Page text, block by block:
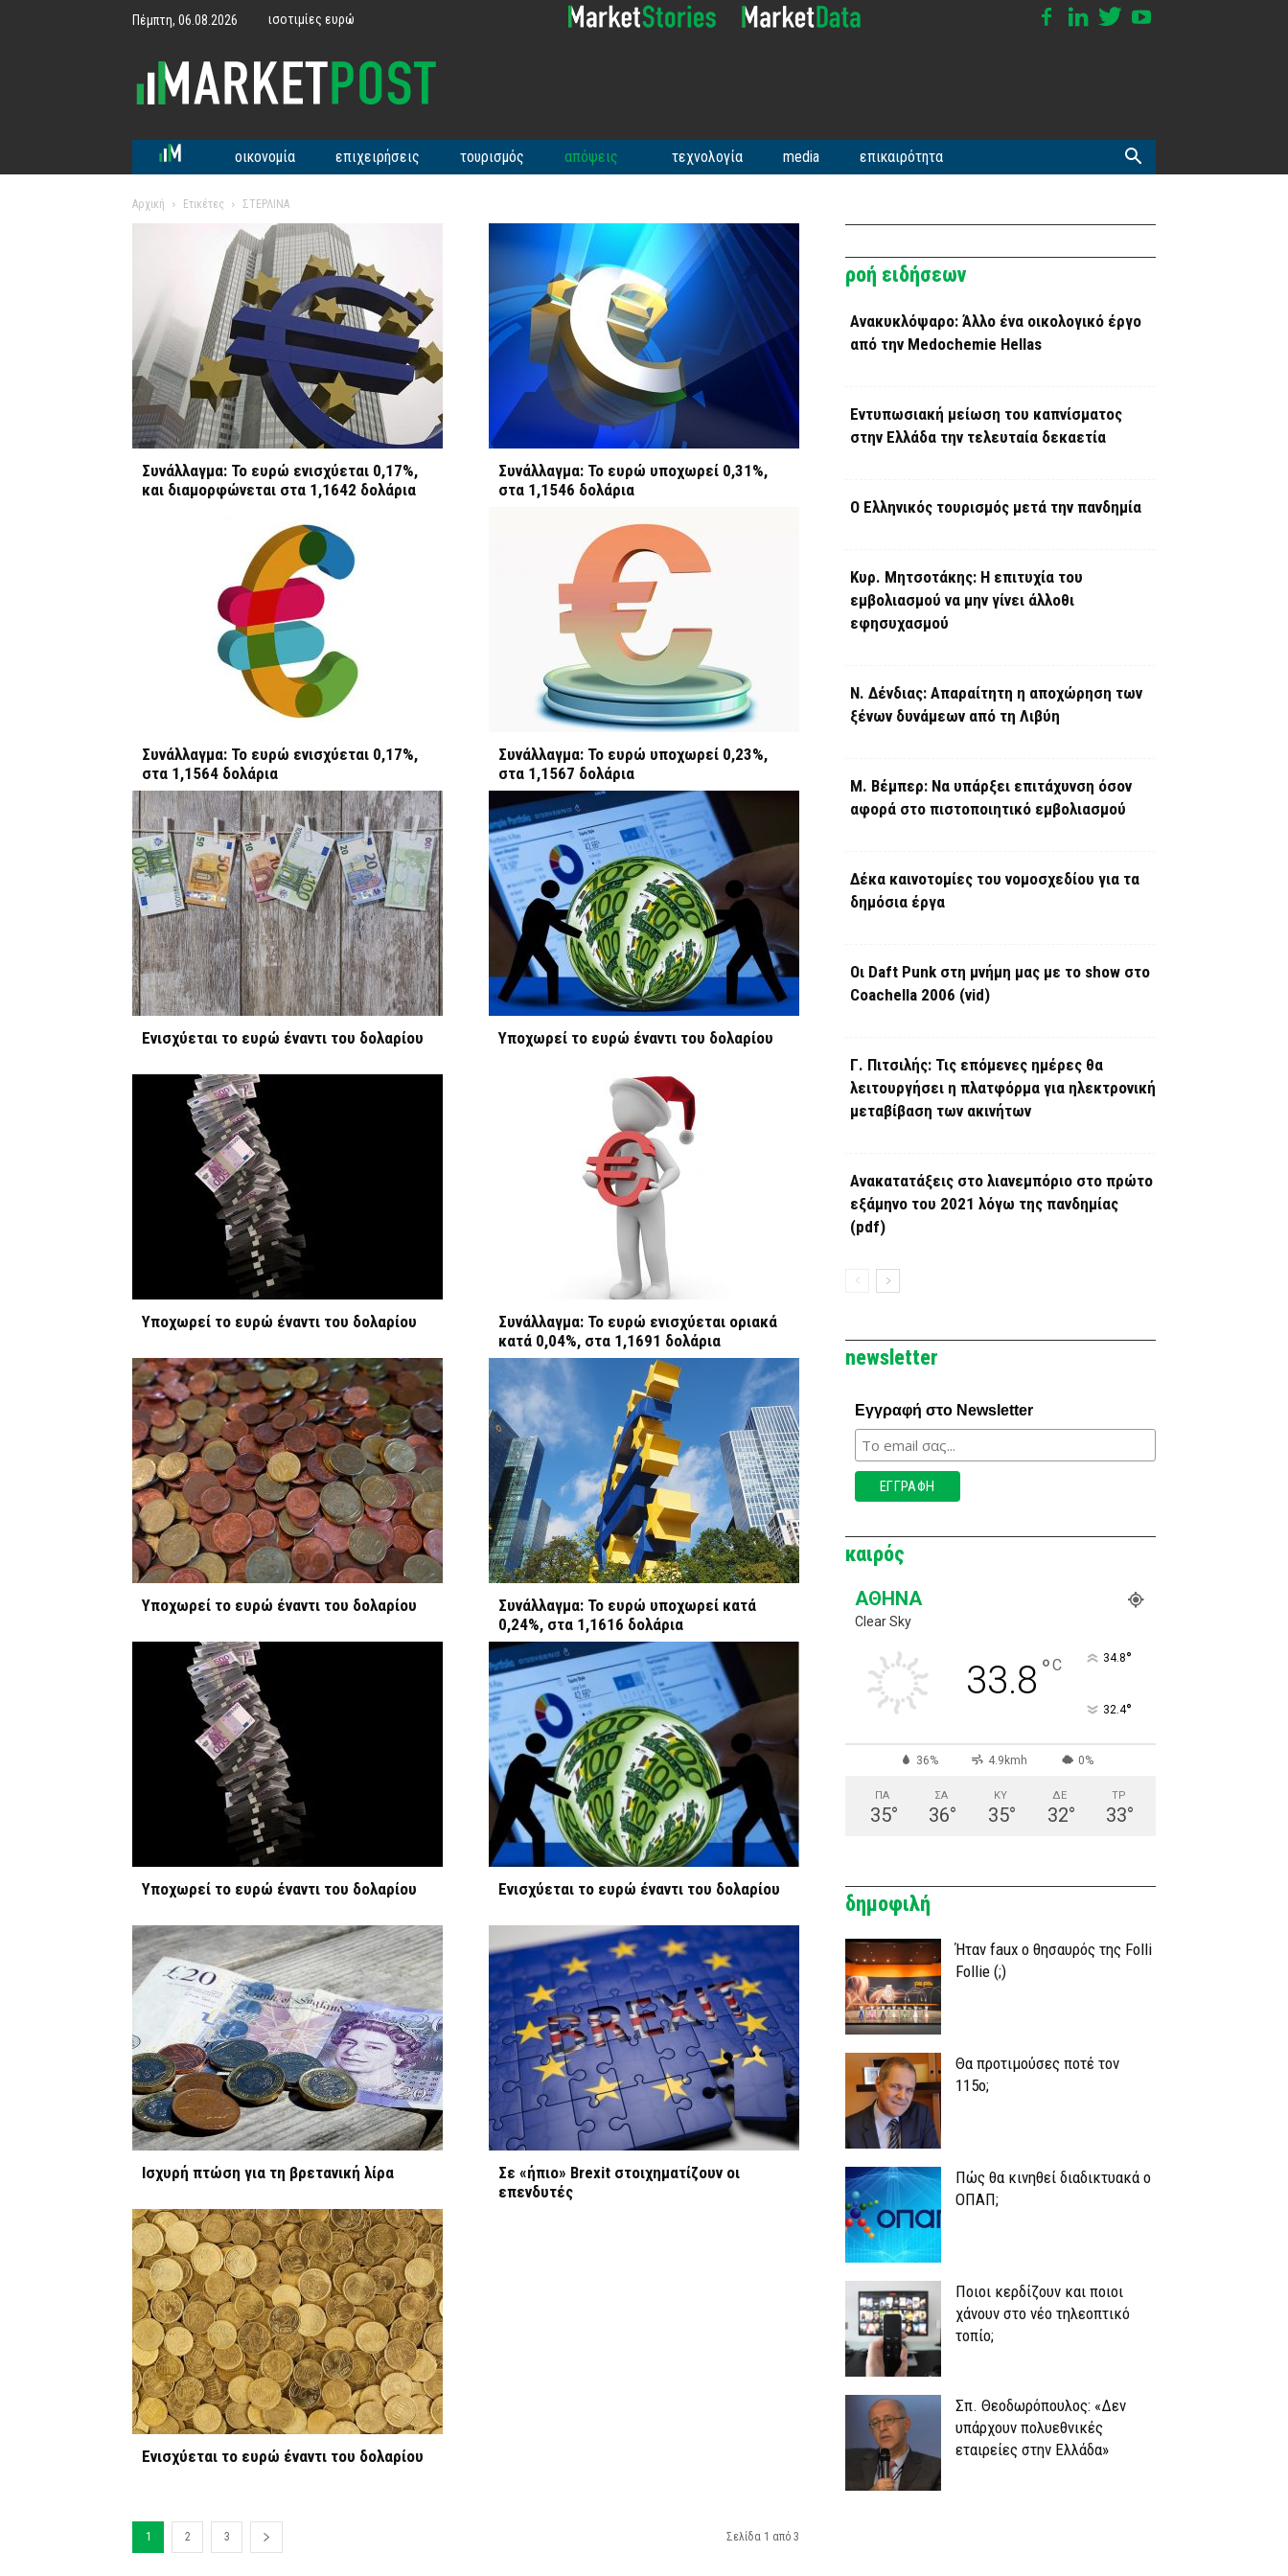
Πέμπτη, 06.08.2026 ισοτιμίες ευρώ
οικονομία επιχειρήσεις τουρισμός απόψεις τεχνολογία media επικαιρότητα
Αρχική Ετικέτες ΣΤΕΡΛΙΝΑ
Συνάλλαγμα: Το ευρώ ενισχύεται 0,17%,
και διαμορφώνεται στα 1,1642 δολάρια
Συνάλλαγμα: Το ευρώ υποχωρεί 0,31%,
στα 1,1546 δολάρια
Συνάλλαγμα: Το ευρώ ενισχύεται 0,17%,
στα 1,1564 δολάρια
Συνάλλαγμα: Το ευρώ υποχωρεί 0,23%,
στα 1,1567 δολάρια
Ενισχύεται το ευρώ έναντι του δολαρίου Υποχωρεί το ευρώ έναντι του δολαρίου
Υποχωρεί το ευρώ έναντι του δολαρίου
Συνάλλαγμα: Το ευρώ ενισχύεται οριακά
κατά 0,04%, στα 1,1691 δολάρια
Υποχωρεί το ευρώ έναντι του δολαρίου
Συνάλλαγμα: Το ευρώ υποχωρεί κατά
0,24%, στα 1,1616 δολάρια
Υποχωρεί το ευρώ έναντι του δολαρίου Ενισχύεται το ευρώ έναντι του δολαρίου
Ισχυρή πτώση για τη βρετανική λίρα
Σε «ήπιο» Brexit στοιχηματίζουν οι
επενδυτές
Ενισχύεται το ευρώ έναντι του δολαρίου
1 2 3 Σελίδα 1 από 3
ροή ειδήσεων
Ανακυκλόψαρο: Άλλο ένα οικολογικό έργο
από την Medochemie Hellas
Εντυπωσιακή μείωση του καπνίσματος
στην Ελλάδα την τελευταία δεκαετία
Ο Ελληνικός τουρισμός μετά την πανδημία
Κυρ. Μητσοτάκης: Η επιτυχία του
εμβολιασμού να μην γίνει άλλοθι
εφησυχασμού
Ν. Δένδιας: Απαραίτητη η αποχώρηση των
ξένων δυνάμεων από τη Λιβύη
Μ. Βέμπερ: Να υπάρξει επιτάχυνση όσον
αφορά στο πιστοποιητικό εμβολιασμού
Δέκα καινοτομίες του νομοσχεδίου για τα
δημόσια έργα
Οι Daft Punk στη μνήμη μας με το show στο
Coachella 2006 (vid)
Γ. Πιτσιλής: Τις επόμενες ημέρες θα
λειτουργήσει η πλατφόρμα για ηλεκτρονική
μεταβίβαση των ακινήτων
Ανακατατάξεις στο λιανεμπόριο στο πρώτο
εξάμηνο του 2021 λόγω της πανδημίας
(pdf)
newsletter
Εγγραφή στο Newsletter
καιρός
ΑΘΉΝΑ
Clear Sky
33.8 °C 34.8°
32.4°
36% 4.9kmh 0%
ΠΑ
35°
ΣΑ
36°
ΚΥ
35°
ΔΕ
32°
ΤΡ
33°
δημοφιλή
Ήταν faux ο θησαυρός της Folli
Follie (;)
Θα προτιμούσες ποτέ τον
115ο;
Πώς θα κινηθεί διαδικτυακά ο
ΟΠΑΠ;
Ποιοι κερδίζουν και ποιοι
χάνουν στο νέο τηλεοπτικό
τοπίο;
Σπ. Θεοδωρόπουλος: «Δεν
υπάρχουν πολυεθνικές
εταιρείες στην Ελλάδα»